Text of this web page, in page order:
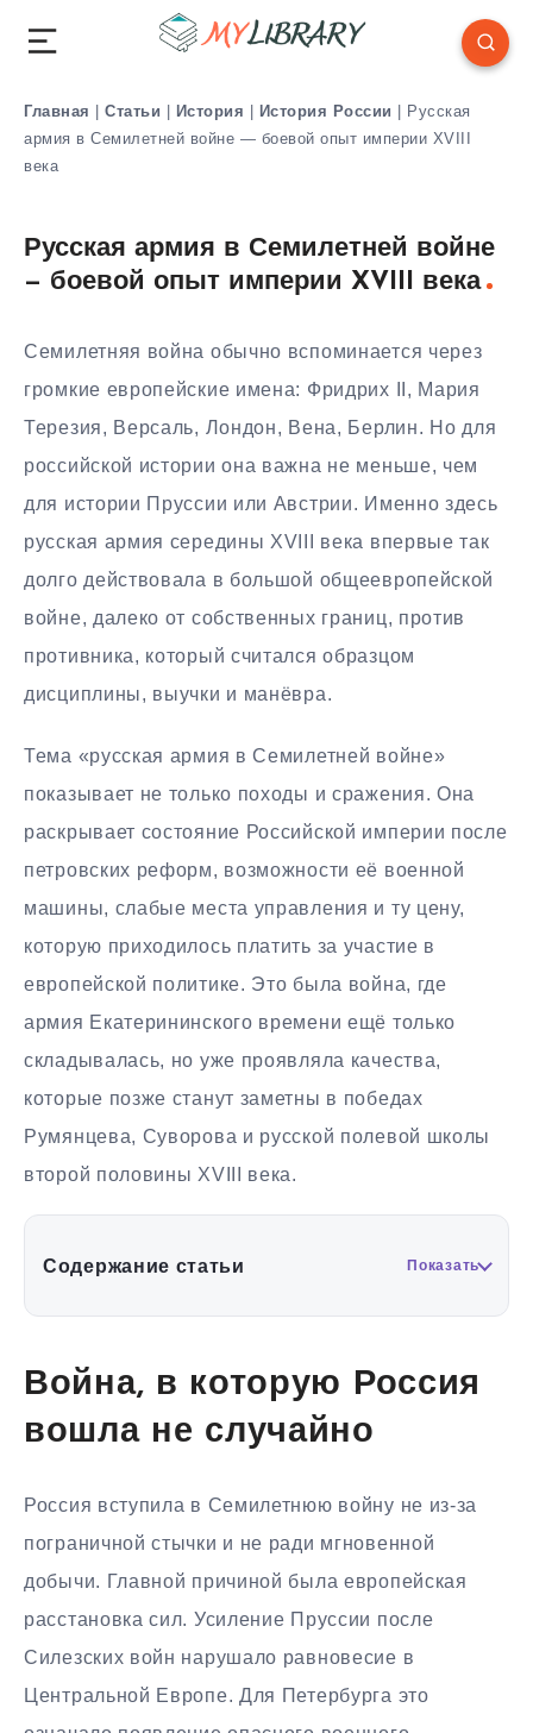
Главная | Статьи | История | История России | Русская
армия в Семилетней войне — боевой опыт империи XVIII
века
Русская армия в Семилетней войне
— боевой опыт империи XVIII века
Семилетняя война обычно вспоминается через
громкие европейские имена: Фридрих II, Мария
Терезия, Версаль, Лондон, Вена, Берлин. Но для
российской истории она важна не меньше, чем
для истории Пруссии или Австрии. Именно здесь
русская армия середины XVIII века впервые так
долго действовала в большой общеевропейской
войне, далеко от собственных границ, против
противника, который считался образцом
дисциплины, выучки и манёвра.
Тема «русская армия в Семилетней войне»
показывает не только походы и сражения. Она
раскрывает состояние Российской империи после
петровских реформ, возможности её военной
машины, слабые места управления и ту цену,
которую приходилось платить за участие в
европейской политике. Это была война, где
армия Екатерининского времени ещё только
складывалась, но уже проявляла качества,
которые позже станут заметны в победах
Румянцева, Суворова и русской полевой школы
второй половины XVIII века.
Содержание статьи Показать
Война, в которую Россия
вошла не случайно
Россия вступила в Семилетнюю войну не из-за
пограничной стычки и не ради мгновенной
добычи. Главной причиной была европейская
расстановка сил. Усиление Пруссии после
Силезских войн нарушало равновесие в
Центральной Европе. Для Петербурга это